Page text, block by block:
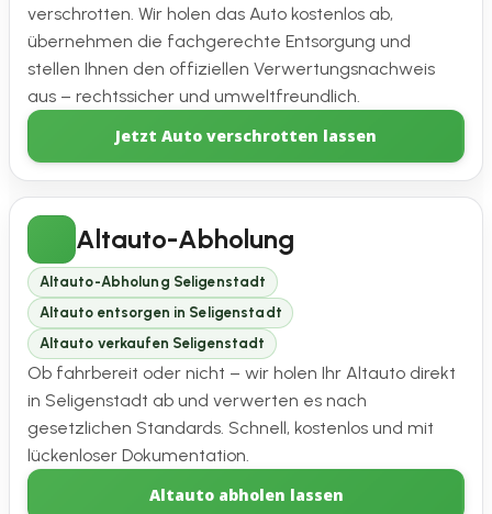
verschrotten. Wir holen das Auto kostenlos ab,
übernehmen die fachgerechte Entsorgung und
stellen Ihnen den offiziellen Verwertungsnachweis
aus – rechtssicher und umweltfreundlich.
Jetzt Auto verschrotten lassen
Altauto-Abholung
Altauto-Abholung Seligenstadt
Altauto entsorgen in Seligenstadt
Altauto verkaufen Seligenstadt
Ob fahrbereit oder nicht – wir holen Ihr Altauto direkt
in Seligenstadt ab und verwerten es nach
gesetzlichen Standards. Schnell, kostenlos und mit
lückenloser Dokumentation.
Altauto abholen lassen